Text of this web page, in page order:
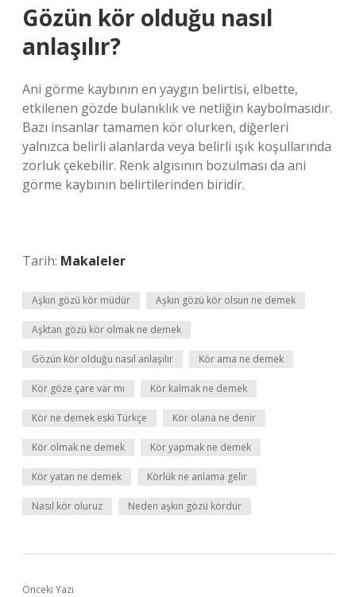
Gözün kör olduğu nasıl
anlaşılır?
Ani görme kaybının en yaygın belirtisi, elbette,
etkilenen gözde bulanıklık ve netliğin kaybolmasıdır.
Bazı insanlar tamamen kör olurken, diğerleri
yalnızca belirli alanlarda veya belirli ışık koşullarında
zorluk çekebilir. Renk algısının bozulması da ani
görme kaybının belirtilerinden biridir.
Tarih: Makaleler
Aşkın gözü kör müdür Aşkın gözü kör olsun ne demek
Aşktan gözü kör olmak ne demek
Gözün kör olduğu nasıl anlaşılır Kör ama ne demek
Kör göze çare var mı Kör kalmak ne demek
Kör ne demek eski Türkçe Kör olana ne denir
Kör olmak ne demek Kör yapmak ne demek
Kör yatan ne demek Körlük ne anlama gelir
Nasıl kör oluruz Neden aşkın gözü kördür
Önceki Yazı